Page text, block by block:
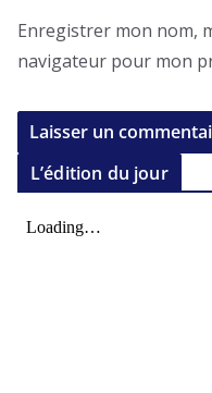
Enregistrer mon nom,
navigateur pour mon
L’édition du jour